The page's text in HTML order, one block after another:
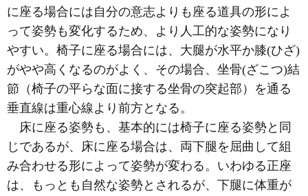
に座る場合には自分の意志よりも座る道具の形によ
って姿勢も変化するため、より人工的な姿勢になり
やすい。椅子に座る場合には、大腿が水平か膝(ひざ)
がやや高くなるのがよく、その場合、坐骨(ざこつ)結
節（椅子の平らな面に接する坐骨の突起部）を通る
垂直線は重心線より前方となる。
床に座る姿勢も、基本的には椅子に座る姿勢と同
じであるが、床に座る場合は、両下腿を屈曲して組
み合わせる形によって姿勢が変わる。いわゆる正座
は、もっとも自然な姿勢とされるが、下腿に体重が